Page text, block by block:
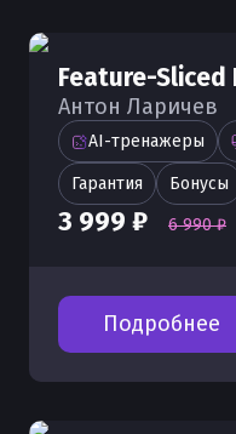
Feature-Sliced
Антон Ларичев
AI-тренажеры
Гарантия Бонусы
3 999 ₽ 6 990 ₽
Подробнее